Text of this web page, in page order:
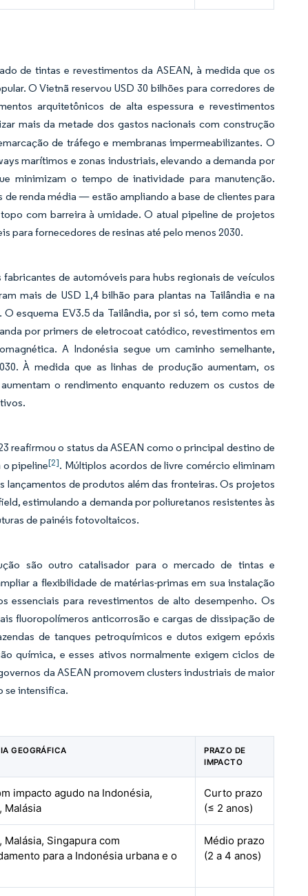
de tintas e revestimentos da ASEAN, à medida que os
O Vietnã reservou USD 30 bilhões para corredores de
arquitetônicos de alta espessura e revestimentos
mais da metade dos gastos nacionais com construção
de tráfego e membranas impermeabilizantes. O
marítimos e zonas industriais, elevando a demanda por
minimizam o tempo de inatividade para manutenção.
renda média — estão ampliando a base de clientes para
com barreira à umidade. O atual pipeline de projetos
para fornecedores de resinas até pelo menos 2030.
de automóveis para hubs regionais de veículos
mais de USD 1,4 bilhão para plantas na Tailândia e na
esquema EV3.5 da Tailândia, por si só, tem como meta
por primers de eletrocoat catódico, revestimentos em
A Indonésia segue um caminho semelhante,
À medida que as linhas de produção aumentam, os
o rendimento enquanto reduzem os custos de
reafirmou o status da ASEAN como o principal destino de
o pipeline[2]. Múltiplos acordos de livre comércio eliminam
lançamentos de produtos além das fronteiras. Os projetos
estimulando a demanda por poliuretanos resistentes às
de painéis fotovoltaicos.
são outro catalisador para o mercado de tintas e
a flexibilidade de matérias-primas em sua instalação
para revestimentos de alto desempenho. Os
fluoropolímeros anticorrosão e cargas de dissipação de
de tanques petroquímicos e dutos exigem epóxis
química, e esses ativos normalmente exigem ciclos de
da ASEAN promovem clusters industriais de maior
se intensifica.
GEOGRÁFICA
PRAZO DE
IMPACTO
impacto agudo na Indonésia,
Malásia
Curto prazo
(≤ 2 anos)
Malásia, Singapura com
para a Indonésia urbana e o
Médio prazo
(2 a 4 anos)